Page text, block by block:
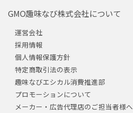
GMO趣味なび株式会社について
運営会社
採用情報
個人情報保護方針
特定商取引法の表示
趣味なびエシカル消費推進部
プロモーションについて
メーカー・広告代理店のご担当者様へ